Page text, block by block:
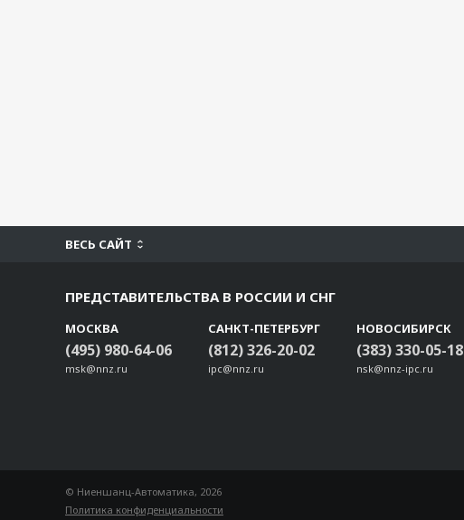
ВЕСЬ САЙТ
ПРЕДСТАВИТЕЛЬСТВА В РОССИИ И СНГ
МОСКВА
(495) 980-64-06
msk@nnz.ru
САНКТ-ПЕТЕРБУРГ
(812) 326-20-02
ipc@nnz.ru
НОВОСИБИРСК
(383) 330-05-18
nsk@nnz-ipc.ru
© Ниеншанц-Автоматика, 2026
Политика конфиденциальности